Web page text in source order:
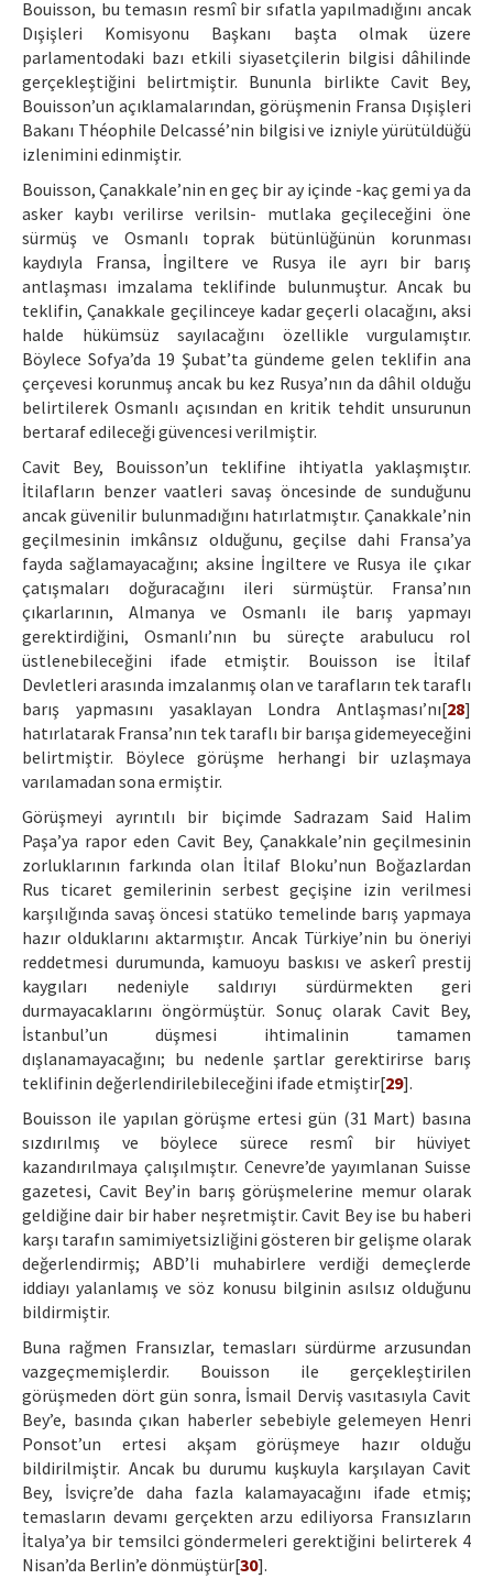
Bouisson, bu temasın resmî bir sıfatla yapılmadığını ancak
Dışişleri Komisyonu Başkanı başta olmak üzere
parlamentodaki bazı etkili siyasetçilerin bilgisi dâhilinde
gerçekleştiğini belirtmiştir. Bununla birlikte Cavit Bey,
Bouisson’un açıklamalarından, görüşmenin Fransa Dışişleri
Bakanı Théophile Delcassé’nin bilgisi ve izniyle yürütüldüğü
izlenimini edinmiştir.
Bouisson, Çanakkale’nin en geç bir ay içinde -kaç gemi ya da
asker kaybı verilirse verilsin- mutlaka geçileceğini öne
sürmüş ve Osmanlı toprak bütünlüğünün korunması
kaydıyla Fransa, İngiltere ve Rusya ile ayrı bir barış
antlaşması imzalama teklifinde bulunmuştur. Ancak bu
teklifin, Çanakkale geçilinceye kadar geçerli olacağını, aksi
halde hükümsüz sayılacağını özellikle vurgulamıştır.
Böylece Sofya’da 19 Şubat’ta gündeme gelen teklifin ana
çerçevesi korunmuş ancak bu kez Rusya’nın da dâhil olduğu
belirtilerek Osmanlı açısından en kritik tehdit unsurunun
bertaraf edileceği güvencesi verilmiştir.
Cavit Bey, Bouisson’un teklifine ihtiyatla yaklaşmıştır.
İtilafların benzer vaatleri savaş öncesinde de sunduğunu
ancak güvenilir bulunmadığını hatırlatmıştır. Çanakkale’nin
geçilmesinin imkânsız olduğunu, geçilse dahi Fransa’ya
fayda sağlamayacağını; aksine İngiltere ve Rusya ile çıkar
çatışmaları doğuracağını ileri sürmüştür. Fransa’nın
çıkarlarının, Almanya ve Osmanlı ile barış yapmayı
gerektirdiğini, Osmanlı’nın bu süreçte arabulucu rol
üstlenebileceğini ifade etmiştir. Bouisson ise İtilaf
Devletleri arasında imzalanmış olan ve tarafların tek taraflı
barış yapmasını yasaklayan Londra Antlaşması’nı[28]
hatırlatarak Fransa’nın tek taraflı bir barışa gidemeyeceğini
belirtmiştir. Böylece görüşme herhangi bir uzlaşmaya
varılamadan sona ermiştir.
Görüşmeyi ayrıntılı bir biçimde Sadrazam Said Halim
Paşa’ya rapor eden Cavit Bey, Çanakkale’nin geçilmesinin
zorluklarının farkında olan İtilaf Bloku’nun Boğazlardan
Rus ticaret gemilerinin serbest geçişine izin verilmesi
karşılığında savaş öncesi statüko temelinde barış yapmaya
hazır olduklarını aktarmıştır. Ancak Türkiye’nin bu öneriyi
reddetmesi durumunda, kamuoyu baskısı ve askerî prestij
kaygıları nedeniyle saldırıyı sürdürmekten geri
durmayacaklarını öngörmüştür. Sonuç olarak Cavit Bey,
İstanbul’un düşmesi ihtimalinin tamamen
dışlanamayacağını; bu nedenle şartlar gerektirirse barış
teklifinin değerlendirilebileceğini ifade etmiştir[29].
Bouisson ile yapılan görüşme ertesi gün (31 Mart) basına
sızdırılmış ve böylece sürece resmî bir hüviyet
kazandırılmaya çalışılmıştır. Cenevre’de yayımlanan Suisse
gazetesi, Cavit Bey’in barış görüşmelerine memur olarak
geldiğine dair bir haber neşretmiştir. Cavit Bey ise bu haberi
karşı tarafın samimiyetsizliğini gösteren bir gelişme olarak
değerlendirmiş; ABD’li muhabirlere verdiği demeçlerde
iddiayı yalanlamış ve söz konusu bilginin asılsız olduğunu
bildirmiştir.
Buna rağmen Fransızlar, temasları sürdürme arzusundan
vazgeçmemişlerdir. Bouisson ile gerçekleştirilen
görüşmeden dört gün sonra, İsmail Derviş vasıtasıyla Cavit
Bey’e, basında çıkan haberler sebebiyle gelemeyen Henri
Ponsot’un ertesi akşam görüşmeye hazır olduğu
bildirilmiştir. Ancak bu durumu kuşkuyla karşılayan Cavit
Bey, İsviçre’de daha fazla kalamayacağını ifade etmiş;
temasların devamı gerçekten arzu ediliyorsa Fransızların
İtalya’ya bir temsilci göndermeleri gerektiğini belirterek 4
Nisan’da Berlin’e dönmüştür[30].